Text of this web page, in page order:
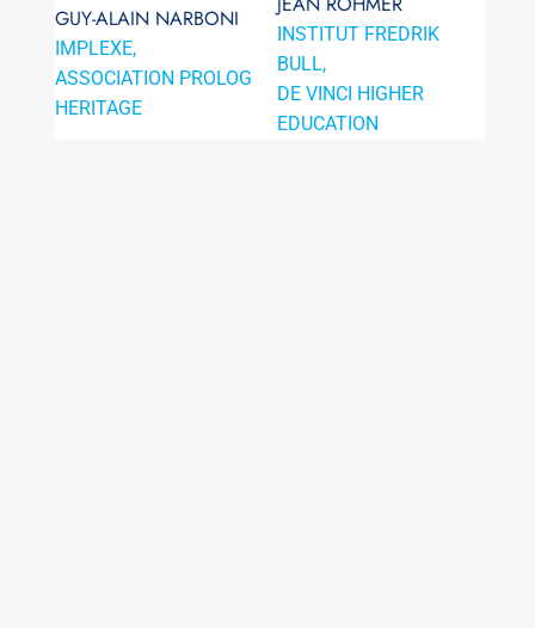
GUY-ALAIN NARBONI
IMPLEXE,
ASSOCIATION PROLOG
HERITAGE
INSTITUT FREDRIK
BULL,
DE VINCI HIGHER
EDUCATION